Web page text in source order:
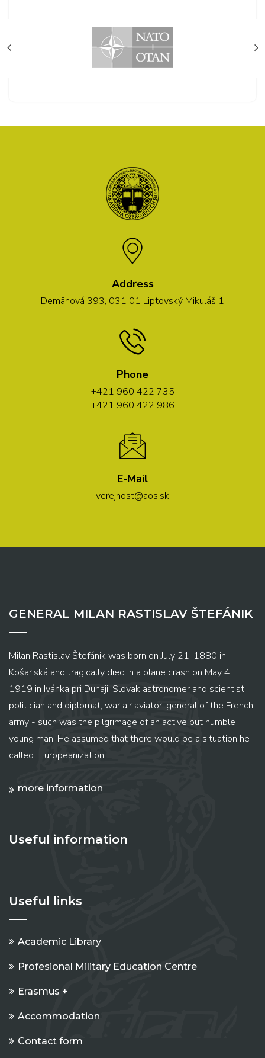
Address
Demänová 393, 031 01 Liptovský Mikuláš 1
Phone
+421 960 422 735
+421 960 422 986
E-Mail
verejnost@aos.sk
GENERAL MILAN RASTISLAV ŠTEFÁNIK
Milan Rastislav Štefánik was born on July 21, 1880 in
Košariská and tragically died in a plane crash on May 4,
1919 in Ivánka pri Dunaji. Slovak astronomer and scientist,
politician and diplomat, war air aviator, general of the French
army - such was the pilgrimage of an active but humble
young man. He assumed that there would be a situation he
called "Europeanization" ...
more information
Useful information
Useful links
Academic Library
Profesional Military Education Centre
Erasmus +
Accommodation
Contact form